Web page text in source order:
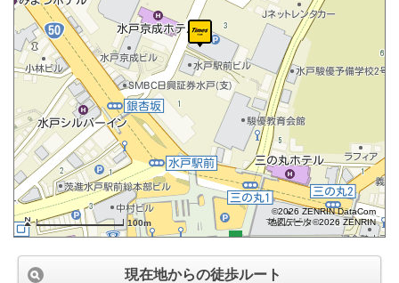
100m
©2026 ZENRIN DataCom
地図データ©2026 ZENRIN
現在地からの徒歩ルート